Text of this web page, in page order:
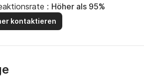
: Höher als 95%
kontaktieren